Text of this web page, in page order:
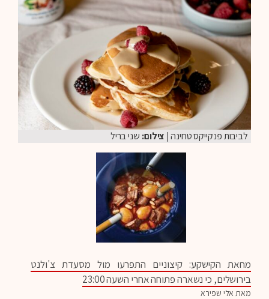
לביבות פנקייקס טחינה| צילום: שני בריל
מחאת הקישקע: קיצוניים התפרעו מול מסעדת צ'ולנט
בירושלים, כי נשארה פתוחה אחרי השעה 23:00
מאת אלי שפירא